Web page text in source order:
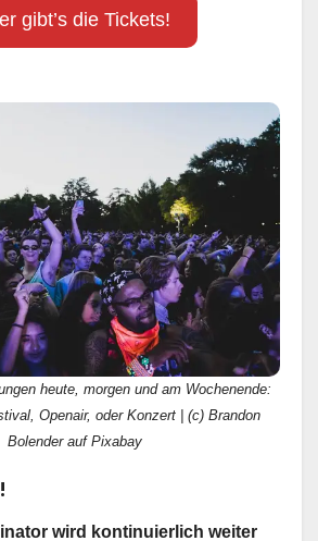
gibt’s die Tickets!
heute, morgen und am Wochenende:
Openair, oder Konzert | (c) Brandon
Bolender auf Pixabay
wird kontinuierlich weiter